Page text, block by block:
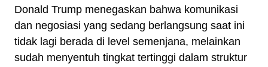
Donald Trump menegaskan bahwa komunikasi
dan negosiasi yang sedang berlangsung saat ini
tidak lagi berada di level semenjana, melainkan
sudah menyentuh tingkat tertinggi dalam struktur